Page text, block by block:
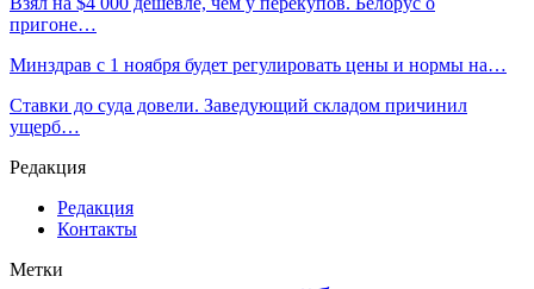
пригоне…
Минздрав с 1 ноября будет регулировать цены и нормы на…
Ставки до суда довели. Заведующий складом причинил
ущерб…
Редакция
Редакция
Контакты
Метки